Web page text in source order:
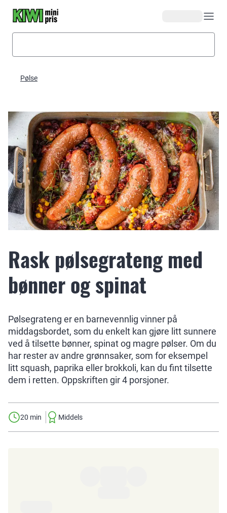
Pølse
Rask pølsegrateng med
bønner og spinat
Pølsegrateng er en barnevennlig vinner på
middagsbordet, som du enkelt kan gjøre litt sunnere
ved å tilsette bønner, spinat og magre pølser. Om du
har rester av andre grønnsaker, som for eksempel
litt squash, paprika eller brokkoli, kan du fint tilsette
dem i retten. Oppskriften gir 4 porsjoner.
20 min Middels